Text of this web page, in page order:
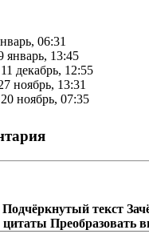
06:31
январь, 13:45
11 декабрь, 12:55
ноябрь, 13:31
20 ноябрь, 07:35
Подчёркнутый текст
цитаты Преобразовать